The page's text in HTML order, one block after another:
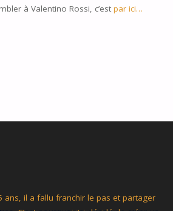
à Valentino Rossi, c’est par ici…
ans, il a fallu franchir le pas et partager